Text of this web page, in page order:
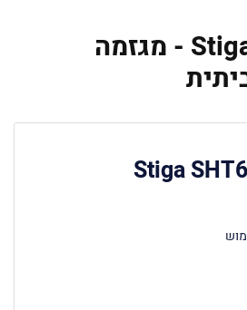
Stiga SHT600 - מגזמה
Stiga